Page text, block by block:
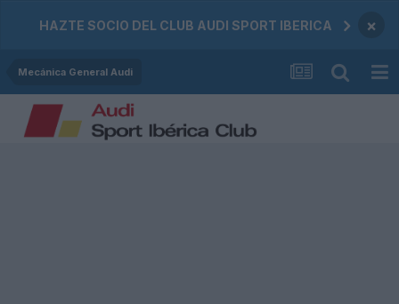
HAZTE SOCIO DEL CLUB AUDI SPORT IBERICA ×
Mecánica General Audi